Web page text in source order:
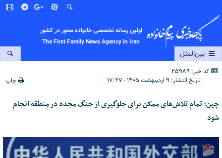
اولین رسانه تخصصی خانواده محور در کشور
The First Family News Agency in Iran
بین‌الملل
کد خبر: 25989
تاریخ انتشار: ۹ اردیبهشت ۱۴۰۵ - ۱۷:۲۷ چاپ
چین: تمام تلاش‌های ممکن برای جلوگیری از جنگ مجدد در منطقه انجام
شود